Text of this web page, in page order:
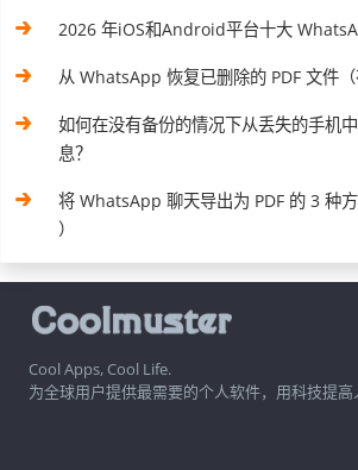
2026 年iOS和Android平台十大
从 WhatsApp 恢复已删除的 PDF 文件（
如何在没有备份的情况下从丢失的手机
息？
将 WhatsApp 聊天导出为 PDF 的 3 种
）
Cool Apps, Cool Life.
为全球用户提供最需要的个人软件，用科技提高